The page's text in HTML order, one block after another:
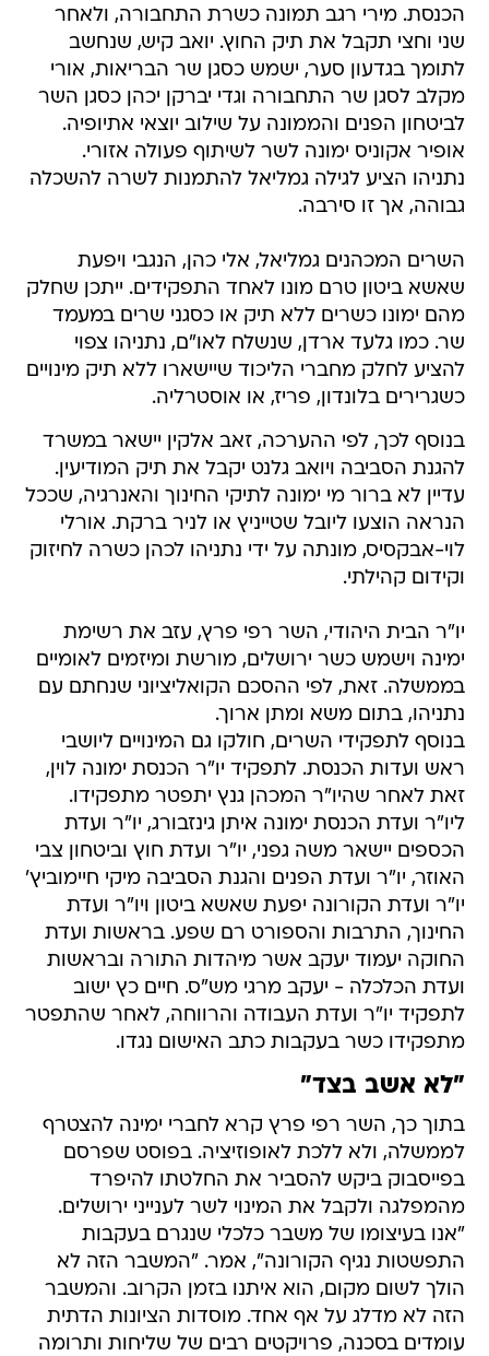
הכנסת. מירי רגב תמונה כשרת התחבורה, ולאחר
שני וחצי תקבל את תיק החוץ. יואב קיש, שנחשב
לתומך בגדעון סער, ישמש כסגן שר הבריאות, אורי
מקלב לסגן שר התחבורה וגדי יברקן יכהן כסגן השר
לביטחון הפנים והממונה על שילוב יוצאי אתיופיה.
אופיר אקוניס ימונה לשר לשיתוף פעולה אזורי.
נתניהו הציע לגילה גמליאל להתמנות לשרה להשכלה
גבוהה, אך זו סירבה.
השרים המכהנים גמליאל, אלי כהן, הנגבי ויפעת
שאשא ביטון טרם מונו לאחד התפקידים. ייתכן שחלק
מהם ימונו כשרים ללא תיק או כסגני שרים במעמד
שר. כמו גלעד ארדן, שנשלח לאו"ם, נתניהו צפוי
להציע לחלק מחברי הליכוד שיישארו ללא תיק מינויים
כשגרירים בלונדון, פריז, או אוסטרליה.
בנוסף לכך, לפי ההערכה, זאב אלקין יישאר במשרד
להגנת הסביבה ויואב גלנט יקבל את תיק המודיעין.
עדיין לא ברור מי ימונה לתיקי החינוך והאנרגיה, שככל
הנראה הוצעו ליובל שטייניץ או לניר ברקת. אורלי
לוי-אבקסיס, מונתה על ידי נתניהו לכהן כשרה לחיזוק
וקידום קהילתי.
יו"ר הבית היהודי, השר רפי פרץ, עזב את רשימת
ימינה וישמש כשר ירושלים, מורשת ומיזמים לאומיים
בממשלה. זאת, לפי ההסכם הקואליציוני שנחתם עם
נתניהו, בתום משא ומתן ארוך.
בנוסף לתפקידי השרים, חולקו גם המינויים ליושבי
ראש ועדות הכנסת. לתפקיד יו"ר הכנסת ימונה לוין,
זאת לאחר שהיו"ר המכהן גנץ יתפטר מתפקידו.
ליו"ר ועדת הכנסת ימונה איתן גינזבורג, יו"ר ועדת
הכספים יישאר משה גפני, יו"ר ועדת חוץ וביטחון צבי
האוזר, יו"ר ועדת הפנים והגנת הסביבה מיקי חיימוביץ'
יו"ר ועדת הקורונה יפעת שאשא ביטון ויו"ר ועדת
החינוך, התרבות והספורט רם שפע. בראשות ועדת
החוקה יעמוד יעקב אשר מיהדות התורה ובראשות
ועדת הכלכלה - יעקב מרגי מש"ס. חיים כץ ישוב
לתפקיד יו"ר ועדת העבודה והרווחה, לאחר שהתפטר
מתפקידו כשר בעקבות כתב האישום נגדו.
"לא אשב בצד"
בתוך כך, השר רפי פרץ קרא לחברי ימינה להצטרף
לממשלה, ולא ללכת לאופוזיציה. בפוסט שפרסם
בפייסבוק ביקש להסביר את החלטתו להיפרד
מהמפלגה ולקבל את המינוי לשר לענייני ירושלים.
"אנו בעיצומו של משבר כלכלי שנגרם בעקבות
התפשטות נגיף הקורונה", אמר. "המשבר הזה לא
הולך לשום מקום, הוא איתנו בזמן הקרוב. והמשבר
הזה לא מדלג על אף אחד. מוסדות הציונות הדתית
עומדים בסכנה, פרויקטים רבים של שליחות ותרומה